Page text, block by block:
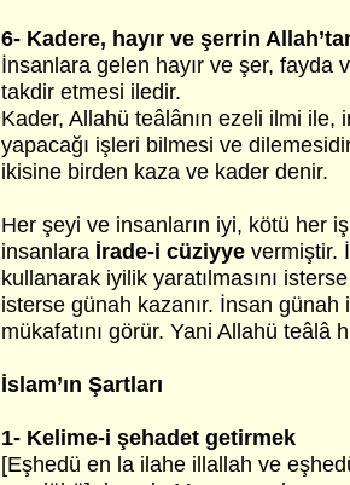
6- Kadere, hayır ve şerrin
İnsanlara gelen hayır ve şer, fayda
takdir etmesi iledir.
Kader, Allahü teâlânın ezeli ilmi ile,
yapacağı işleri bilmesi ve
ikisine birden kaza ve kader denir.
Her şeyi ve insanların iyi, kötü her
insanlara İrade-i cüziyye vermiştir.
kullanarak iyilik yaratılmasını
isterse günah kazanır. İnsan günah
mükafatını görür. Yani Allahü
İslam’ın Şartları
1- Kelime-i şehadet getirmek
[Eşhedü en la ilahe illallah ve